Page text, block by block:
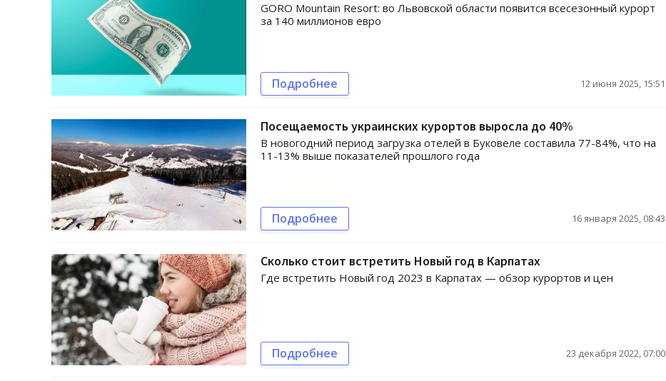
GORO Mountain Resort: во Львовской области появится всесезонный курорт
за 140 миллионов евро
Подробнее 12 июня 2025, 15:51
Посещаемость украинских курортов выросла до 40%
В новогодний период загрузка отелей в Буковеле составила 77-84%, что на
11-13% выше показателей прошлого года
Подробнее 16 января 2025, 08:43
Сколько стоит встретить Новый год в Карпатах
Где встретить Новый год 2023 в Карпатах — обзор курортов и цен
Подробнее 23 декабря 2022, 07:00